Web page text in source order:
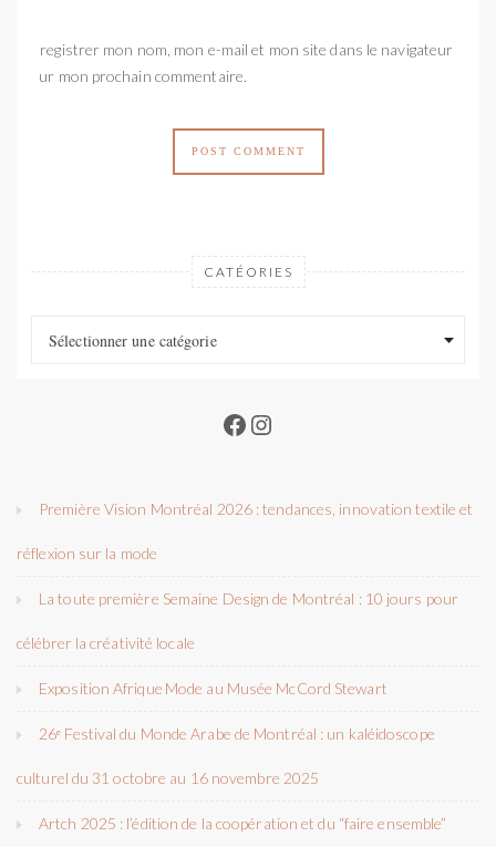
Enregistrer mon nom, mon e-mail et mon site dans le navigateur
pour mon prochain commentaire.
CATÉORIES
Sélectionner une catégorie
Facebook
Instagram
Première Vision Montréal 2026 : tendances, innovation textile et
réflexion sur la mode
La toute première Semaine Design de Montréal : 10 jours pour
célébrer la créativité locale
Exposition Afrique Mode au Musée McCord Stewart
26ᵉ Festival du Monde Arabe de Montréal : un kaléidoscope
culturel du 31 octobre au 16 novembre 2025
Artch 2025 : l’édition de la coopération et du “faire ensemble”